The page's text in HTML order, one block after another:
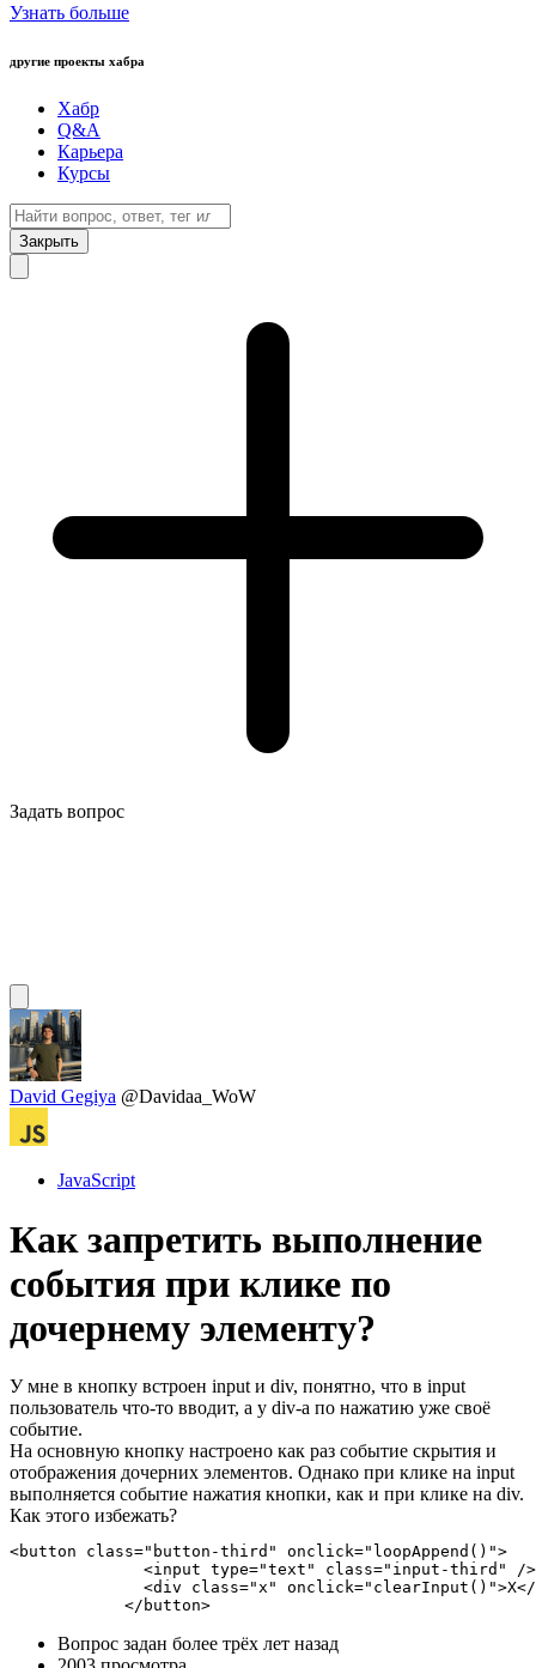
Узнать больше
другие проекты хабра
Хабр
Q&A
Карьера
Курсы
Закрыть
Задать вопрос
David Gegiya @Davidaa_WoW
JavaScript
Как запретить выполнение
события при клике по
дочернему элементу?
У мне в кнопку встроен input и div, понятно, что в input
пользователь что-то вводит, а у div-а по нажатию уже своё
событие.
На основную кнопку настроено как раз событие скрытия и
отображения дочерних элементов. Однако при клике на input
выполняется событие нажатия кнопки, как и при клике на div.
Как этого избежать?
<button class="button-third" onclick="loopAppend()">
              <input type="text" class="input-third" />
<div class="x"
            </button>
Вопрос задан более трёх лет назад